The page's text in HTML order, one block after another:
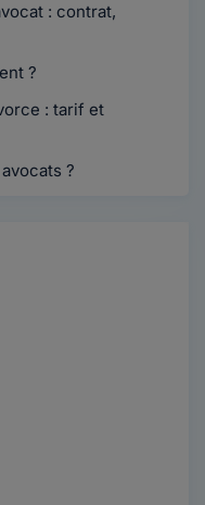
: contrat,
?
: tarif et
?